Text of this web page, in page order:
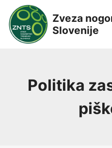
content
Zveza
Slovenije
Politika